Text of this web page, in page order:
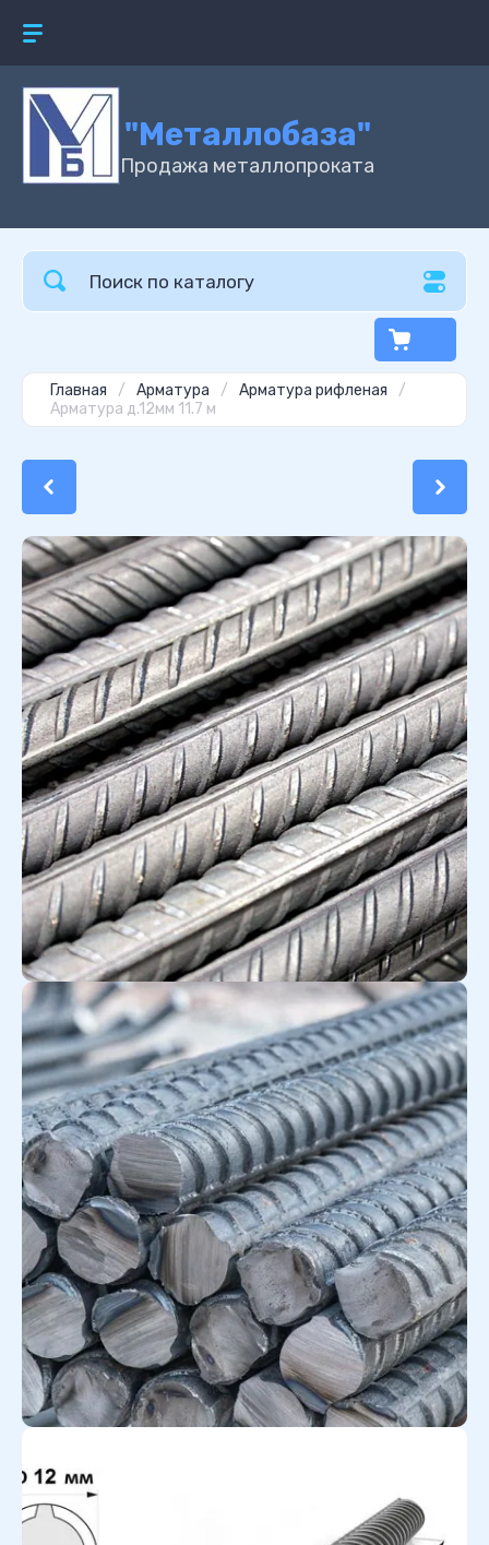
"Металлобаза"
Продажа металлопроката
Главная / Арматура / Арматура рифленая
/
Арматура д.12мм 11.7 м